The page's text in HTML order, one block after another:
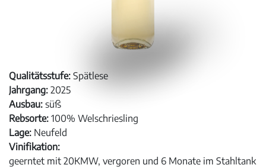
Qualitätsstufe: Spätlese
Jahrgang: 2025
Ausbau: süß
Rebsorte: 100% Welschriesling
Lage: Neufeld
Vinifikation:
geerntet mit 20KMW, vergoren und 6 Monate im Stahltank